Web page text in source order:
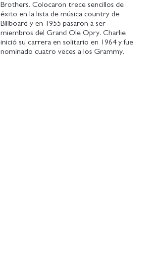
Brothers. Colocaron trece sencillos de
éxito en la lista de música country de
Billboard y en 1955 pasaron a ser
miembros del Grand Ole Opry. Charlie
inició su carrera en solitario en 1964 y fue
nominado cuatro veces a los Grammy.